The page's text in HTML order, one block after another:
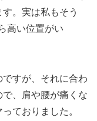
。実は私もそう
高い位置がい
すが、それに合わ
、肩や腰が痛くな
ておりました。